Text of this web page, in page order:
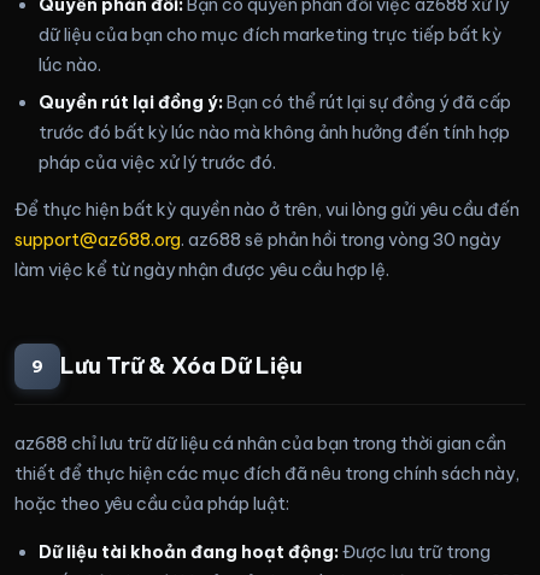
Quyền phản đối:Bạn có quyền phản đối việc az688 xử lý
dữ liệu của bạn cho mục đích marketing trực tiếp bất kỳ
lúc nào.
Quyền rút lại đồng ý:Bạn có thể rút lại sự đồng ý đã cấp
trước đó bất kỳ lúc nào mà không ảnh hưởng đến tính hợp
pháp của việc xử lý trước đó.
Để thực hiện bất kỳ quyền nào ở trên, vui lòng gửi yêu cầu đến
support@az688.org. az688 sẽ phản hồi trong vòng 30 ngày
làm việc kể từ ngày nhận được yêu cầu hợp lệ.
9 Lưu Trữ & Xóa Dữ Liệu
az688 chỉ lưu trữ dữ liệu cá nhân của bạn trong thời gian cần
thiết để thực hiện các mục đích đã nêu trong chính sách này,
hoặc theo yêu cầu của pháp luật:
Dữ liệu tài khoản đang hoạt động:Được lưu trữ trong